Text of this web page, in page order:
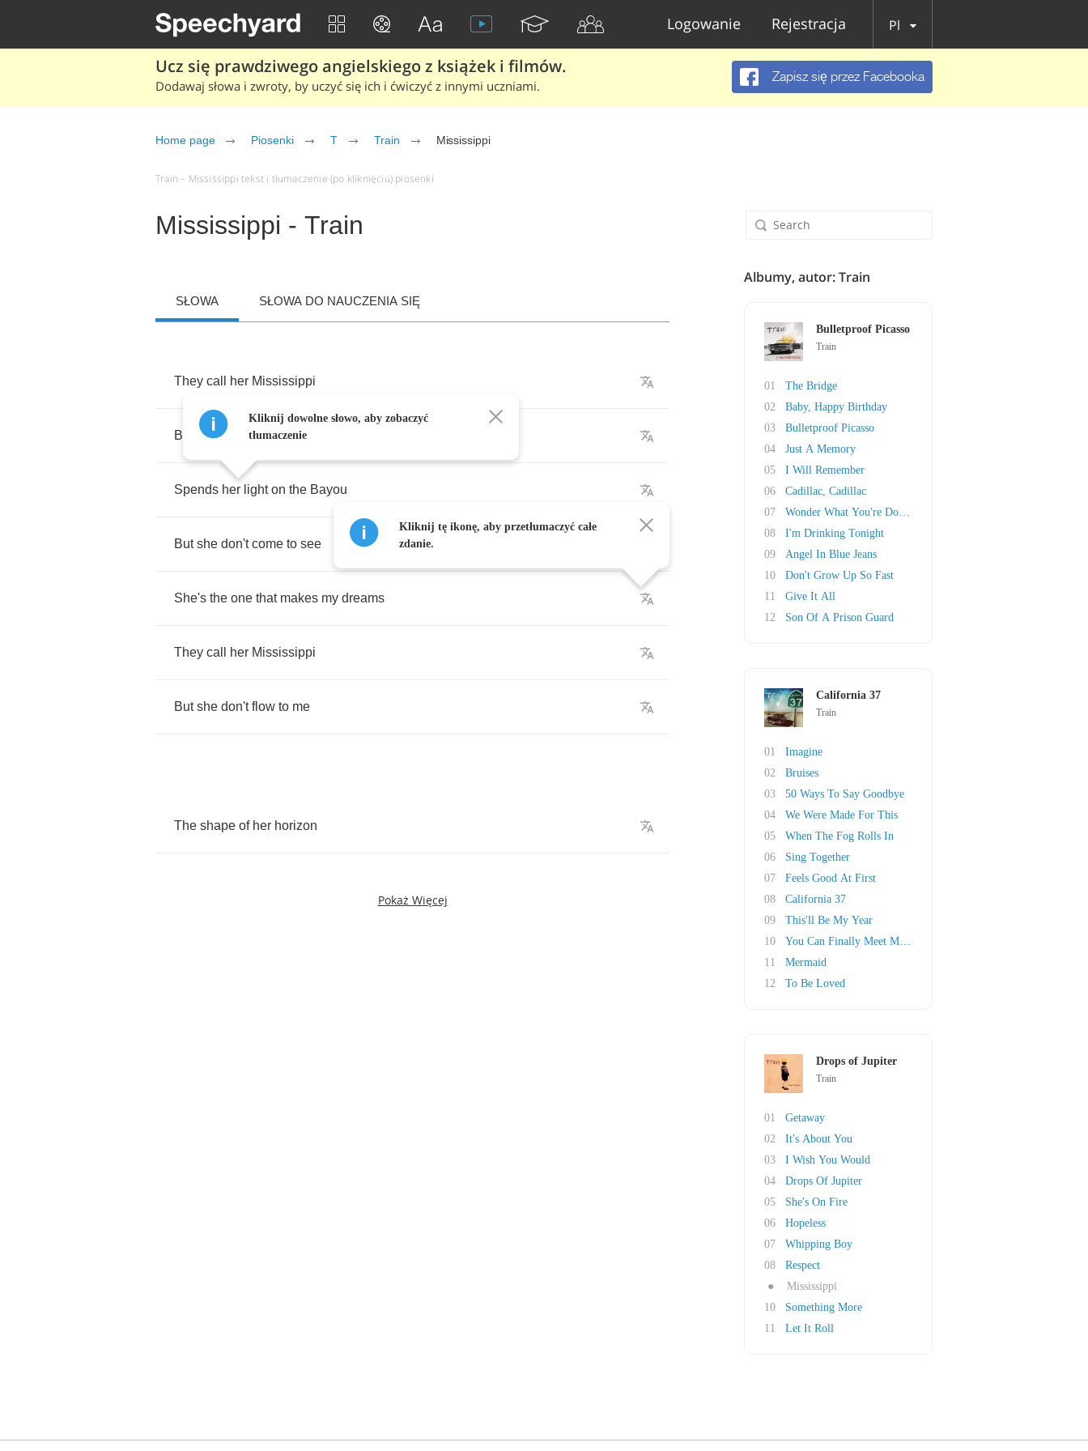
Logowanie Rejestracja Pl
Ucz się prawdziwego angielskiego z książek i filmów.
Dodawaj słowa i zwroty, by uczyć się ich i ćwiczyć z innymi uczniami.
Zapisz się przez Facebooka
Home page Piosenki T Train Mississippi
Train – Mississippi tekst i tłumaczenie (po kliknięciu) piosenki
Mississippi - Train
SŁOWA SŁOWA DO NAUCZENIA SIĘ
They call her Mississippi
But she don't flow to me
Spends her light on the Bayou
But she don't come to see
She's the one that makes my dreams
They call her Mississippi
But she don't flow to me
The shape of her horizon
Pokaż Więcej
Kliknij dowolne słowo, aby zobaczyć
tłumaczenie
Kliknij tę ikonę, aby przetłumaczyć całe
zdanie.
Albumy, autor: Train
Bulletproof Picasso
Train
01
The Bridge
02
Baby, Happy Birthday
03
Bulletproof Picasso
04
Just A Memory
05
I Will Remember
06
Cadillac, Cadillac
07
Wonder What You're Doing For The Rest Of Your..
08
I'm Drinking Tonight
09
Angel In Blue Jeans
10
Don't Grow Up So Fast
11
Give It All
12
Son Of A Prison Guard
California 37
Train
01
Imagine
02
Bruises
03
50 Ways To Say Goodbye
04
We Were Made For This
05
When The Fog Rolls In
06
Sing Together
07
Feels Good At First
08
California 37
09
This'll Be My Year
10
You Can Finally Meet My Mom
11
Mermaid
12
To Be Loved
Drops of Jupiter
Train
01
Getaway
02
It's About You
03
I Wish You Would
04
Drops Of Jupiter
05
She's On Fire
06
Hopeless
07
Whipping Boy
08
Respect
●
Mississippi
10
Something More
11
Let It Roll